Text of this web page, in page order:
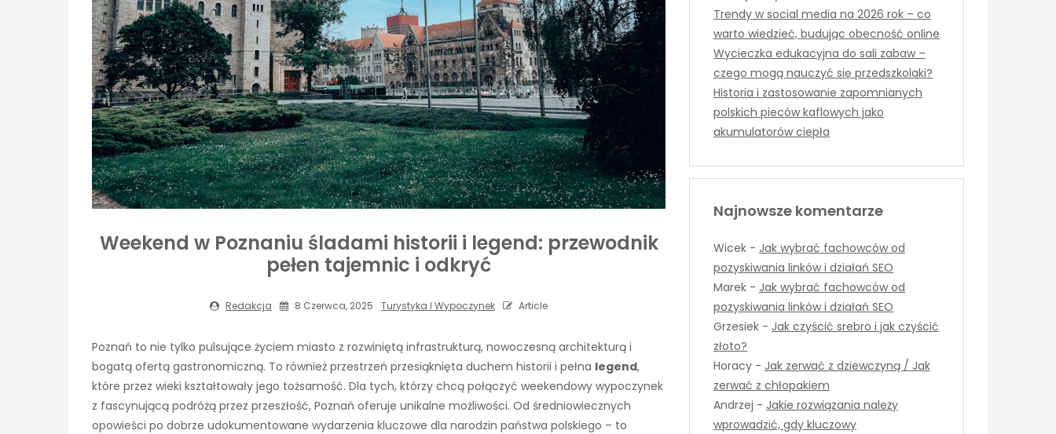
Weekend w Poznaniu śladami historii i legend: przewodnik
pełen tajemnic i odkryć
Redakcja 8 Czerwca, 2025 Turystyka I Wypoczynek Article
Poznań to nie tylko pulsujące życiem miasto z rozwiniętą infrastrukturą, nowoczesną architekturą i
bogatą ofertą gastronomiczną. To również przestrzeń przesiąknięta duchem historii i pełna legend,
które przez wieki kształtowały jego tożsamość. Dla tych, którzy chcą połączyć weekendowy wypoczynek
z fascynującą podróżą przez przeszłość, Poznań oferuje unikalne możliwości. Od średniowiecznych
opowieści po dobrze udokumentowane wydarzenia kluczowe dla narodzin państwa polskiego – to
Trendy w social media na 2026 rok – co
warto wiedzieć, budując obecność online
Wycieczka edukacyjna do sali zabaw –
czego mogą nauczyć się przedszkolaki?
Historia i zastosowanie zapomnianych
polskich pieców kaflowych jako
akumulatorów ciepła
Najnowsze komentarze
Wicek - Jak wybrać fachowców od
pozyskiwania linków i działań SEO
Marek - Jak wybrać fachowców od
pozyskiwania linków i działań SEO
Grzesiek - Jak czyścić srebro i jak czyścić
złoto?
Horacy - Jak zerwać z dziewczyną / Jak
zerwać z chłopakiem
Andrzej - Jakie rozwiązania należy
wprowadzić, gdy kluczowy